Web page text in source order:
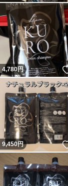
4,780円
9,450円